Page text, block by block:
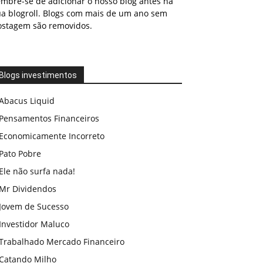
blogroll. Blogs com mais de um ano sem
são removidos.
Blogs investimentos
Liquid
Pensamentos Financeiros
Economicamente Incorreto
Pato Pobre
Ele não surfa nada!
Mr Dividendos
Jovem de Sucesso
Investidor Maluco
Mercado Financeiro
Milho